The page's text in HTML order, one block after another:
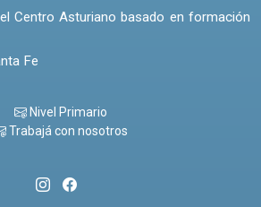
Centro Asturiano basado en formación
Fe
Nivel Primario
Trabajá con nosotros